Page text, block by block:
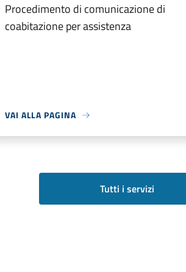
Procedimento di comunicazione di
coabitazione per assistenza
VAI ALLA PAGINA
Tutti i servizi